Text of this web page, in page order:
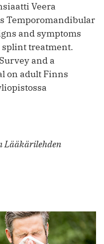
Veera
Temporomandibular
and symptoms
splint treatment.
and a
on adult Finns
Lääkärilehden